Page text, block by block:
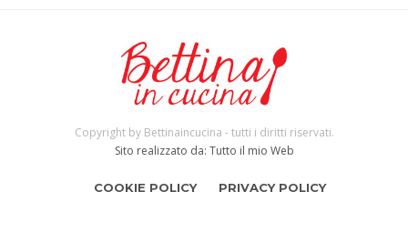
Copyright by Bettinaincucina - tutti i diritti riservati.
Sito realizzato da: Tutto il mio Web
COOKIE POLICY PRIVACY POLICY